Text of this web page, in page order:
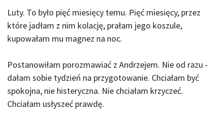
Luty. To było pięć miesięcy temu. Pięć miesięcy, przez
które jadłam z nim kolację, prałam jego koszule,
kupowałam mu magnez na noc.
Postanowiłam porozmawiać z Andrzejem. Nie od razu -
dałam sobie tydzień na przygotowanie. Chciałam być
spokojna, nie histeryczna. Nie chciałam krzyczeć.
Chciałam usłyszeć prawdę.